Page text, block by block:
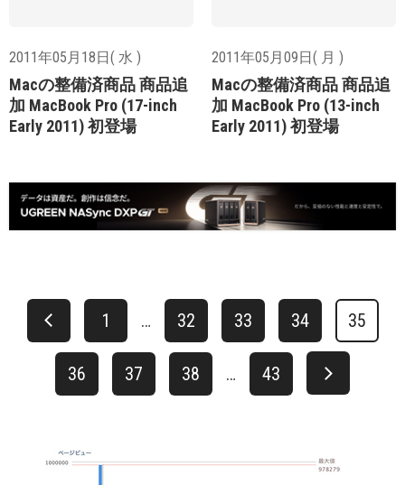
2011年05月18日( 水 )
Macの整備済商品 商品追
加 MacBook Pro (17-inch
Early 2011) 初登場
2011年05月09日( 月 )
Macの整備済商品 商品追
加 MacBook Pro (13-inch
Early 2011) 初登場
1 … 32 33 34 35
36 37 38 … 43